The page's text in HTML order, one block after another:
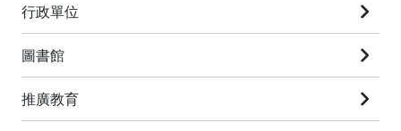
行政單位
圖書館
推廣教育